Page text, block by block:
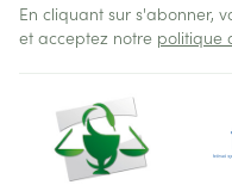
En cliquant sur s'abonner,
et acceptez notre politique